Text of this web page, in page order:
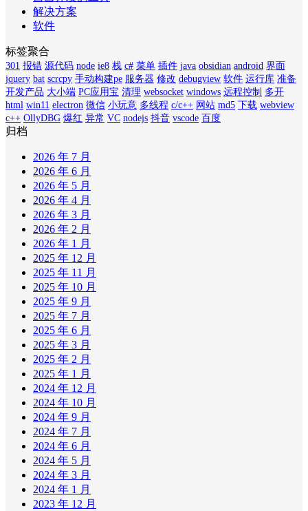
解决方案
软件
标签聚合
301 报错 源代码 node ie8 栈 c# 菜单 插件 java obsidian android 界面
jquery bat scrcpy 手动构建pe 服务器 修改 debugview 软件 运行库 准备
开发产品 大小端 PC应用宝 清理 websocket windows 远程控制 多开
html win11 electron 微信 小玩意 多线程 c/c++ 网站 md5 下载 webview
c++ OllyDBG 爆红 异常 VC nodejs 抖音 vscode 百度
归档
2026 年 7 月
2026 年 6 月
2026 年 5 月
2026 年 4 月
2026 年 3 月
2026 年 2 月
2026 年 1 月
2025 年 12 月
2025 年 11 月
2025 年 10 月
2025 年 9 月
2025 年 7 月
2025 年 6 月
2025 年 3 月
2025 年 2 月
2025 年 1 月
2024 年 12 月
2024 年 10 月
2024 年 9 月
2024 年 7 月
2024 年 6 月
2024 年 5 月
2024 年 3 月
2024 年 1 月
2023 年 12 月